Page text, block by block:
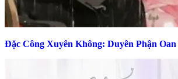
Đặc Công Xuyên Không: Duyên Phận Oan